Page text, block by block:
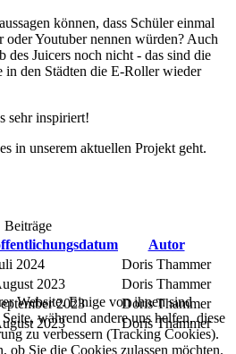
können, dass Schüler einmal
Youtuber nennen würden? Auch
des Juicers noch nicht - das sind die
den Städten die E-Roller wieder
sehr inspiriert!
in unserem aktuellen Projekt geht.
Beiträge
Autor
2024
Doris Thammer
2023
Doris Thammer
2023
Doris Thammer
2023 Doris Thammer
Website. Einige von ihnen sind
während andere uns helfen, diese
zu verbessern (Tracking Cookies).
ob Sie die Cookies zulassen möchten.